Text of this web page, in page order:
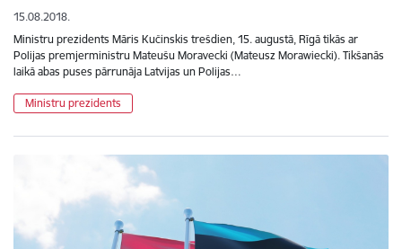
15.08.2018.
Ministru prezidents Māris Kučinskis trešdien, 15. augustā, Rīgā tikās ar
Polijas premjerministru Mateušu Moravecki (Mateusz Morawiecki). Tikšanās
laikā abas puses pārrunāja Latvijas un Polijas…
Ministru prezidents